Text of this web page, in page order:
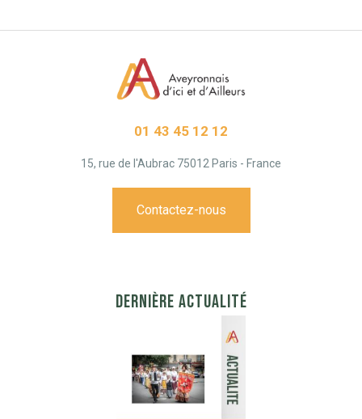
01 43 45 12 12
15, rue de l'Aubrac 75012 Paris - France
Contactez-nous
DERNIÈRE ACTUALITÉ